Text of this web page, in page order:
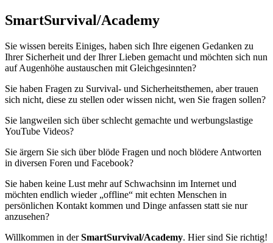
SmartSurvival/Academy
Sie wissen bereits Einiges, haben sich Ihre eigenen Gedanken zu
Ihrer Sicherheit und der Ihrer Lieben gemacht und möchten sich nun
auf Augenhöhe austauschen mit Gleichgesinnten?
Sie haben Fragen zu Survival- und Sicherheitsthemen, aber trauen
sich nicht, diese zu stellen oder wissen nicht, wen Sie fragen sollen?
Sie langweilen sich über schlecht gemachte und werbungslastige
YouTube Videos?
Sie ärgern Sie sich über blöde Fragen und noch blödere Antworten
in diversen Foren und Facebook?
Sie haben keine Lust mehr auf Schwachsinn im Internet und
möchten endlich wieder „offline“ mit echten Menschen in
persönlichen Kontakt kommen und Dinge anfassen statt sie nur
anzusehen?
Willkommen in derSmartSurvival/Academy. Hier sind Sie richtig!